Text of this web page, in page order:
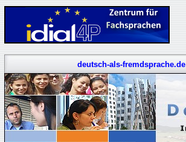
deutsch-als-fremdsprache.de